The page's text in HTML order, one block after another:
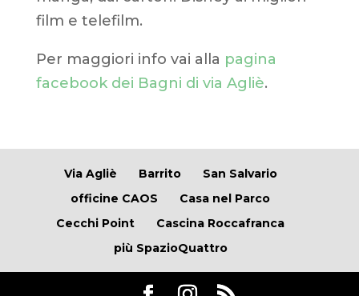
film e telefilm.
Per maggiori info vai alla pagina
facebook dei Bagni di via Agliè.
Via Agliè Barrito
San Salvario
officine CAOS
Casa nel Parco
Cecchi Point
Cascina Roccafranca
più SpazioQuattro